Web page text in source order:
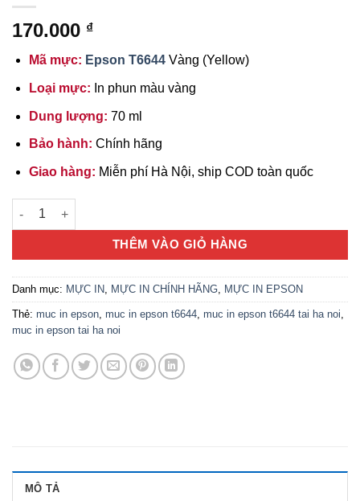
170.000 ₫
Mã mực: Epson T6644Vàng (Yellow)
Loại mực: In phun màu vàng
Dung lượng: 70 ml
Bảo hành: Chính hãng
Giao hàng: Miễn phí Hà Nội, ship COD toàn quốc
Mực in Epson T6644 Yellow tại Hà Nội số lượng
THÊM VÀO GIỎ HÀNG
Danh mục: MỰC IN MỰC IN CHÍNH HÃNG MỰC IN EPSON
Thẻ: muc in epson muc in epson t6644 muc in epson t6644 tai ha noi
muc in epson tai ha noi
MÔ TẢ